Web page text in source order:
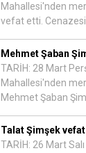
Mahallesi'nden
vefat etti.
Mehmet Şaban
TARİH: 28 Mart
Mahallesi'nden
Mehmet Şaban
Talat Şimşek
TARİH: 26 Mart